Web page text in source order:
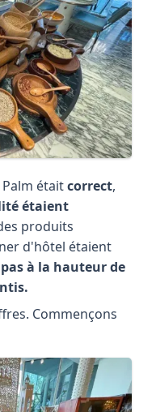
étaitcorrect,
étaient
produits
d'hôtel étaient
à la hauteur de
Commençons